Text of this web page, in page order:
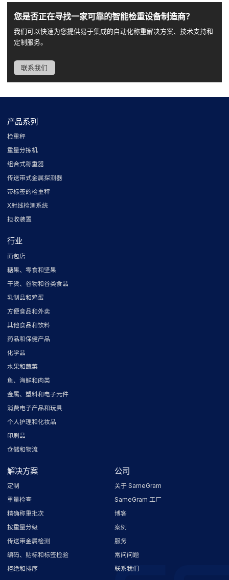
您是否正在寻找一家可靠的智能检重设备制造商？
我们可以快速为您提供易于集成的自动化称重解决方案、技术支持和
定制服务。
联系我们
产品系列
检重秤
重量分拣机
组合式称重器
传送带式金属探测器
带标签的检重秤
X射线检测系统
拒收装置
行业
面包店
糖果、零食和坚果
干货、谷物和谷类食品
乳制品和鸡蛋
方便食品和外卖
其他食品和饮料
药品和保健产品
化学品
水果和蔬菜
鱼、海鲜和肉类
金属、塑料和电子元件
消费电子产品和玩具
个人护理和化妆品
印刷品
仓储和物流
解决方案
定制
重量检查
精确称重批次
按重量分级
传送带金属检测
编码、贴标和标签检验
拒绝和排序
公司
关于 SameGram
SameGram 工厂
博客
案例
服务
常问问题
联系我们